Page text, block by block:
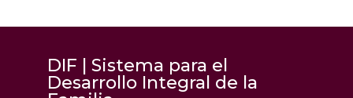
DIF | Sistema para el
Desarrollo Integral de la